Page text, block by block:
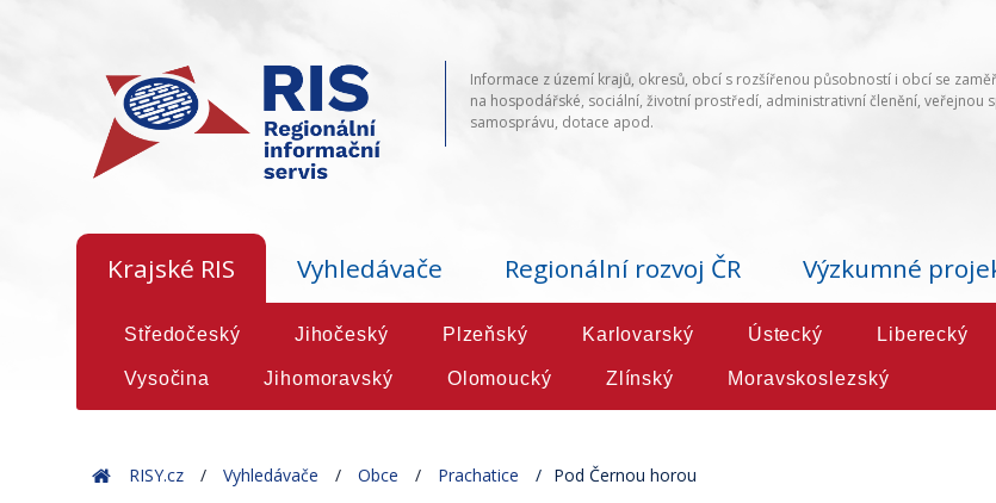
Informace z území krajů, okresů, obcí s rozšířenou působností i obcí se
na hospodářské, sociální, životní prostředí, administrativní členění, veřejnou
samosprávu, dotace apod.
Krajské RIS Vyhledávače Regionální rozvoj ČR Výzkumné
Středočeský Jihočeský Plzeňský Karlovarský Ústecký Liberecký
Vysočina Jihomoravský Olomoucký Zlínský Moravskoslezský
HomeRISY.cz Vyhledávače Obce Prachatice Pod Černou horou